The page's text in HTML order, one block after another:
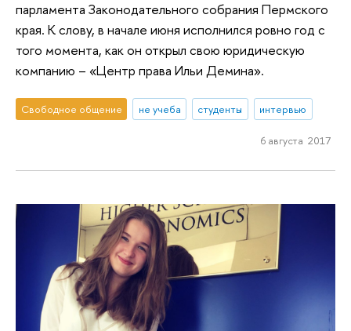
парламента Законодательного собрания Пермского
края. К слову, в начале июня исполнился ровно год с
того момента, как он открыл свою юридическую
компанию – «Центр права Ильи Демина».
Свободное общение не учеба студенты интервью
6 августа 2017